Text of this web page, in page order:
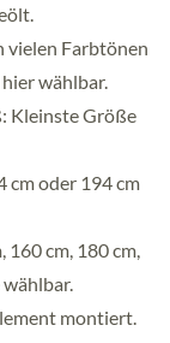
vielen Farbtönen
wählbar.
Kleinste Größe
cm oder 194 cm
cm, 180 cm,
montiert.